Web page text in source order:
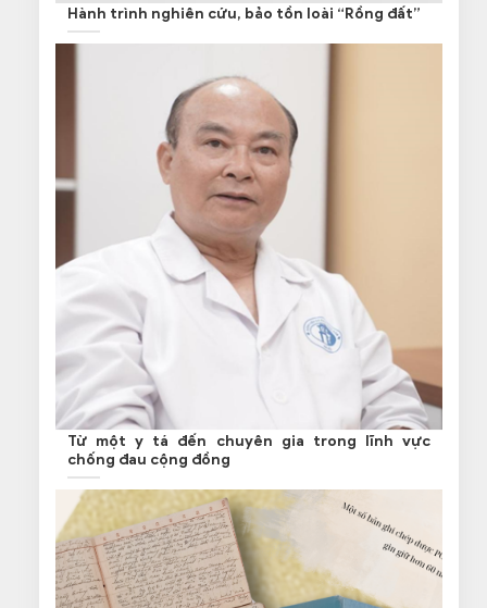
Hành trình nghiên cứu, bảo tồn loài “Rồng đất”
Từ một y tá đến chuyên gia trong lĩnh vực
chống đau cộng đồng